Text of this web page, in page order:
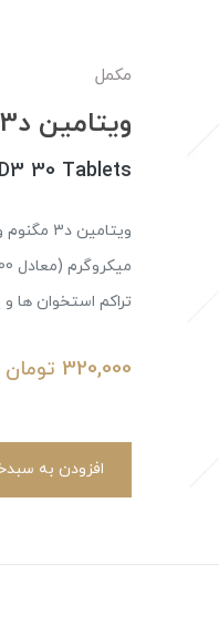
مکمل
ویتامین د3 مگنوم ویتامینز 30 عددی
30 Tablets
تراکم استخوان ها
320,000 تومان
افزودن به